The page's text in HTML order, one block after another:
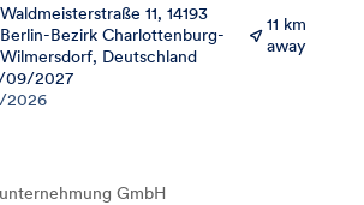
Waldmeisterstraße 11, 14193
Berlin-Bezirk Charlottenburg-
Wilmersdorf, Deutschland
11 km
away
09/2027
2026
GmbH